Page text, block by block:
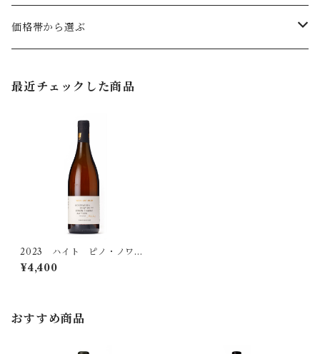
ミディアムボディ
辛口
ロゼワイン
ファルツ
オーストリア
ヴェルトナー
シュヴェートヘルム
価格帯から選ぶ
5,000円（税込）〜7,999円（税込）
8,000円（税込）〜
最近チェックした商品
2023 ハイト ピノ・ノワー
ル ロゼ シュタインメルゲ
ル トロッケン
¥4,400
おすすめ商品